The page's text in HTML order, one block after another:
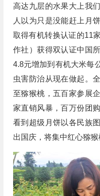
高达九层的水果大上我
人以为只是没能赶上月
取得有机转换认证的11
作社）获得双认证中国
4.8元增加到有机大米每
虫害防治从现在做起。
至猕猴桃，五百家参展
家直销风暴，百万份团
看到超级月饼以各民族
出国庆，将集中红心猕猴